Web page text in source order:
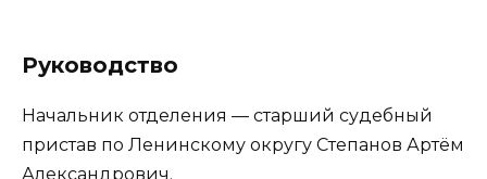
Руководство
Начальник отделения — старший судебный
пристав по Ленинскому округу Степанов Артём
Александрович.